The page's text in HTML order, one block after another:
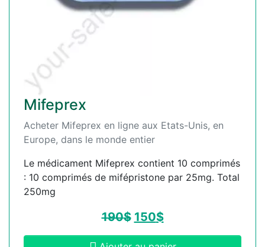
Mifeprex
Acheter Mifeprex en ligne aux Etats-Unis, en
Europe, dans le monde entier
Le médicament Mifeprex contient 10 comprimés
: 10 comprimés de mifépristone par 25mg. Total
250mg
190$ 150$